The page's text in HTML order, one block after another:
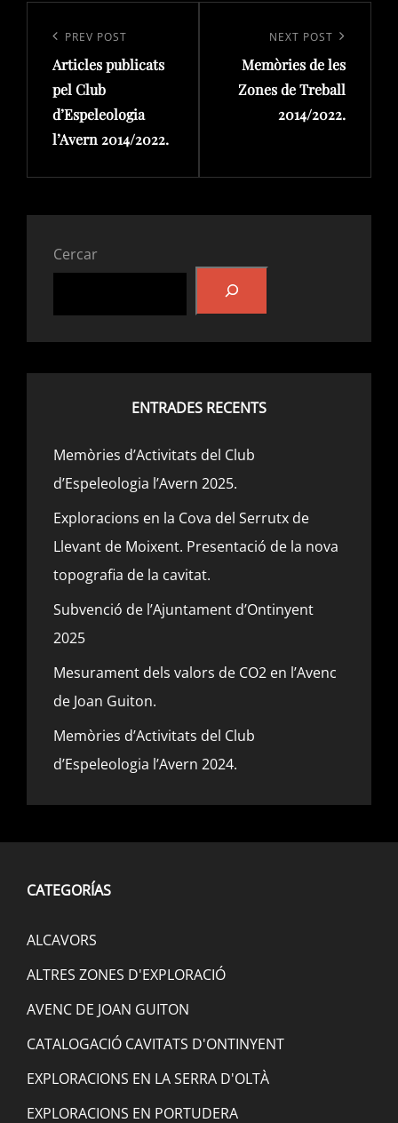
d'entrades
Previous
Post
PREV POST
Articles publicats
pel Club
d’Espeleologia
l’Avern 2014/2022.
Post
NEXT POST
Memòries de les
Zones de Treball
2014/2022.
Cercar
ENTRADES RECENTS
Memòries d’Activitats del Club
d’Espeleologia l’Avern 2025.
Exploracions en la Cova del Serrutx de
Llevant de Moixent. Presentació de la nova
topografia de la cavitat.
Subvenció de l’Ajuntament d’Ontinyent
2025
Mesurament dels valors de CO2 en l’Avenc
de Joan Guiton.
Memòries d’Activitats del Club
d’Espeleologia l’Avern 2024.
CATEGORÍAS
ALCAVORS
ALTRES ZONES D'EXPLORACIÓ
AVENC DE JOAN GUITON
CATALOGACIÓ CAVITATS D'ONTINYENT
EXPLORACIONS EN LA SERRA D'OLTÀ
EXPLORACIONS EN PORTUDERA